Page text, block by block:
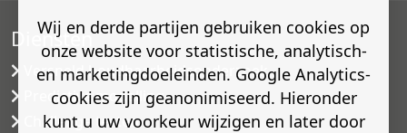
Diensten
Versneld houdbaarheidsonderzoek
Predictive modelling
Challenge testen
Wij en derde partijen gebruiken cookies op
onze website voor statistische, analytisch-
en marketingdoeleinden. Google Analytics-
cookies zijn geanonimiseerd. Hieronder
kunt u uw voorkeur wijzigen en later door